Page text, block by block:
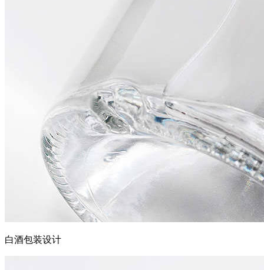
白酒包装设计